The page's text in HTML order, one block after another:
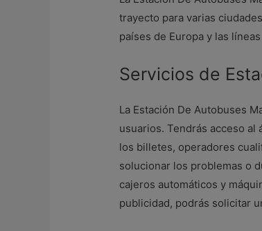
trayecto para varias
países de Europa y las
Servicios de
La Estación De Autobuses
usuarios. Tendrás acceso al
los billetes, operadores
solucionar los problemas o
cajeros automáticos y
publicidad, podrás solicitar